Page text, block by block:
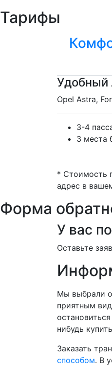
Тарифы
Удобный
Opel Astra,
3-4
3 места
* Стоимость
адрес в
Форма
У вас
Оставьте
Мы выбрали
приятным
нибудь
Заказать
способом. В